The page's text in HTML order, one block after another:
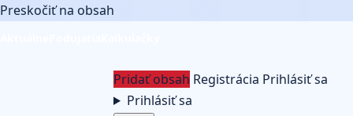
Preskočiť na obsah
Pridať obsah Registrácia Prihlásiť sa
Prihlásiť sa